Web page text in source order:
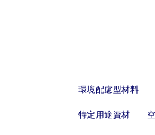
稿
の
環境配慮型材料
特定用途資材